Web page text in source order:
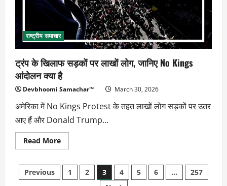
राष्ट्रीय समाचार
ट्रंप के खिलाफ सड़कों पर लाखों लोग, जानिए No Kings
आंदोलन क्या है
Devbhoomi Samachar™ March 30, 2026
अमेरिका में No Kings Protest के तहत लाखों लोग सड़कों पर उतर
आए हैं और Donald Trump...
Read MoreRead
more
के
खिलाफ
सड़कों
Posts
Previous 1 2 3 4 5 6 …
257